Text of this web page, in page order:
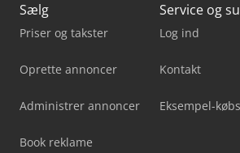
Sælg
Priser og takster
Oprette annoncer
Administrer annoncer
Book reklame
Service og
Log ind
Kontakt
Eksempel-